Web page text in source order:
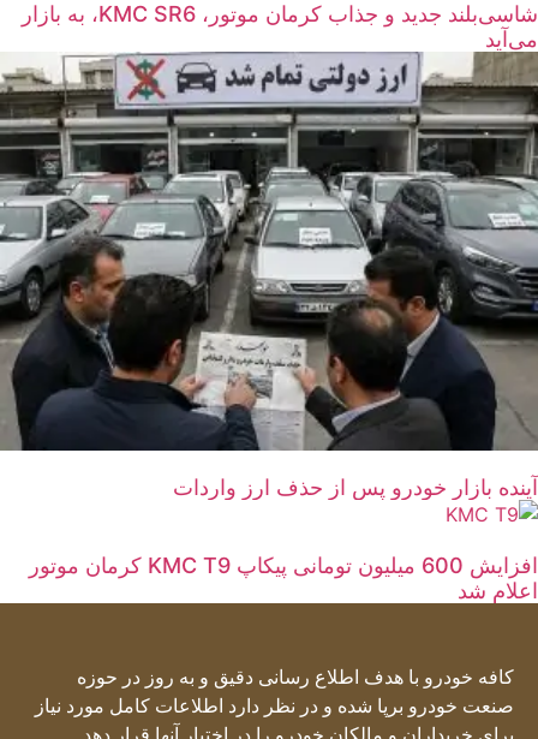
شاسی‌بلند جدید و جذاب کرمان موتور، KMC SR6، به بازار
می‌آید
آینده بازار خودرو پس از حذف ارز واردات
افزایش 600 میلیون تومانی پیکاپ KMC T9 کرمان موتور
اعلام شد
کافه خودرو با هدف اطلاع رسانی دقیق و به روز در حوزه
صنعت خودرو برپا شده و در نظر دارد اطلاعات کامل مورد نیاز
برای خریداران و مالکان خودرو را در اختیار آنها قرار دهد.